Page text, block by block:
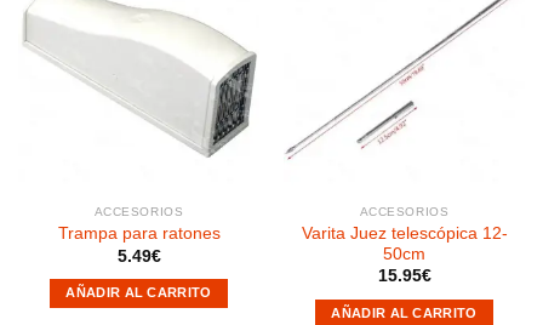
Añadir
a la
lista de
deseos
ACCESORIOS
Trampa para ratones
5.49€
AÑADIR AL CARRITO
ACCESORIOS
Varita Juez telescópica 12-
50cm
15.95€
AÑADIR AL CARRITO